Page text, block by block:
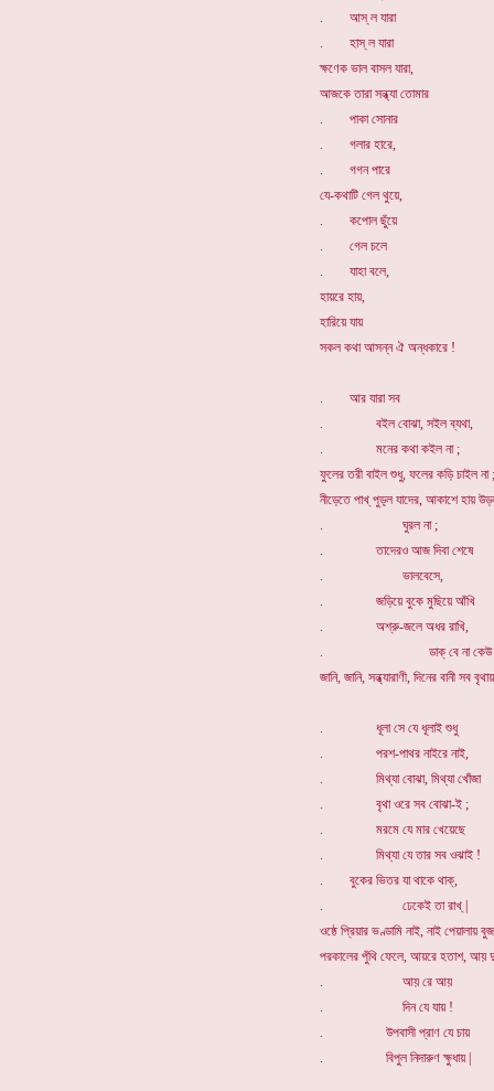
. আস্ ল যারা
. হাস্ ল যারা
ক্ষণেক ভাল বাসল যারা,
আজকে তারা সন্ধ্যা তোমার
. পাকা সোনার
. গলার হারে,
. গগন পারে
যে-কথাটি গেল থুয়ে,
. কপোল ছুঁয়ে
. গেল চলে
. যাহা বলে,
হায়রে হায়,
হারিয়ে যায়
সকল কথা আসন্ন ঐ অন্ধকারে !
. আর যারা সব
. বইল বোঝা, সইল ব্যথা,
. মনের কথা কইল না ;
ফুলের তরী বাইল শুধু, ফলের কড়ি চাইল না ;
নীড়েতে পাখ্ পুড়্ল যাদের, আকাশে হায়
. ঘুরল না ;
. তাদেরও আজ দিবা শেষে
. ভালবেসে,
. জড়িয়ে বুকে মুছিয়ে আঁখি
. অশ্রু-জলে অধর রাখি,
. ডাক্ বে না কেউ
জানি, জানি, সন্ধ্যারাণী, দিনের বানী সব
. ধূলা সে যে ধূলাই শুধু
. পরশ-পাথর নাইরে নাই,
. মিথ্যা বোঝা, মিথ্যা খোঁজা
. বৃথা ওরে সব বোঝা-ই ;
. মরমে যে মার খেয়েছে
. মিথ্যা যে তার সব ওঝাই !
. বুকের ভিতর যা থাকে থাক্,
. ঢেকেই তা রাখ্ |
ওষ্ঠে প্রিয়ার ভণ্ডামি নাই, নাই পেয়ালায়
পরকালের পুঁথি ফেলে, আয়রে হতাশ, আয়
. আয় রে আয়
. দিন যে যায় !
. উপবাসী প্রাণ যে চায়
. বিপুল নিদারুণ ক্ষুধায় |